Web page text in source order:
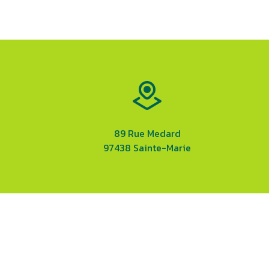
89 Rue Medard
97438 Sainte-Marie